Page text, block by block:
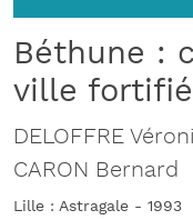
Béthune :
ville
DELOFFRE
CARON Bernard
Lille : Astragale - 1993